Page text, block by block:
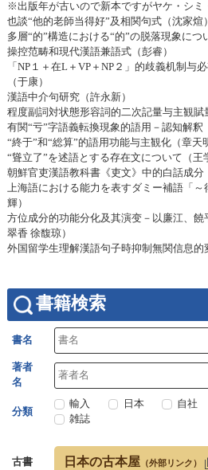
※出版年が古いので新本ですがヤケ・シミ
也談“他的老師当得好”及相関句式（沈家煊）
多層“的”構造における“的”の脱落現象につ
操控范畴和現代漢語兼語式（彭睿）
「NP１＋在L＋VP＋NP２」的歧義机制与
（于康）
漢語中介句研究（許永新）
程度副詞対状態形容詞的二次記量与主観賦
有関“亏”字語義転換現象的語用－認知解釈
“終于”和“総算”的語用功能与主観化（章天
“聳立了”を述語とする存在文について（王
朝鮮官吏漢語教科書《吏文》中的白話成分
上海語における能力を表すダミー補語「
輝）
方位成分的功能分化及其演变－以廉江、饒
翠香 徐馥琼）
外国留学生理解漢語句子時抑制無関信息的
書籍検索
書名
著者
名
分類
輸入 日本 自社
雑誌
古書 日本の古本屋 （外部リンク）